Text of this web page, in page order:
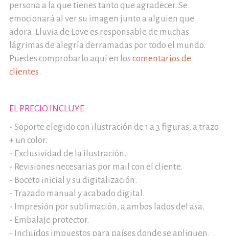
persona a la que tienes tanto que agradecer. Se
emocionará al ver su imagen junto a alguien que
adora. Lluvia de Love es responsable de muchas
lágrimas de alegría derramadas por todo el mundo.
Puedes comprobarlo aquí en los comentarios de
clientes.
EL PRECIO INCLUYE
- Soporte elegido con ilustración de 1 a 3 figuras, a trazo
+ un color.
- Exclusividad de la ilustración.
- Revisiones necesarias por mail con el cliente.
- Boceto inicial y su digitalización.
- Trazado manual y acabado digital.
- Impresión por sublimación, a ambos lados del asa.
- Embalaje protector.
- Incluidos impuestos para países donde se apliquen.